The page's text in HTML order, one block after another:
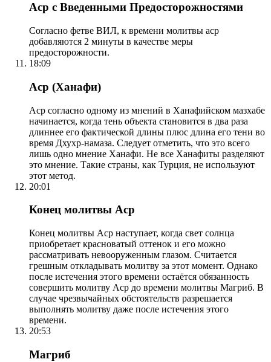
Аср с Введенными Предосторожностями
Согласно фетве ВИЛ, к времени молитвы аср
добавляются 2 минуты в качестве меры
предосторожности.
18:09
Аср (Ханафи)
Аср согласно одному из мнений в Ханафийском мазхабе
начинается, когда тень объекта становится в два раза
длиннее его фактической длины плюс длина его тени во
время Дхухр-намаза. Следует отметить, что это всего
лишь одно мнение Ханафи. Не все Ханафиты разделяют
это мнение. Такие страны, как Турция, не используют
этот метод.
20:01
Конец молитвы Аср
Конец молитвы Аср наступает, когда свет солнца
приобретает красноватый оттенок и его можно
рассматривать невооруженным глазом. Считается
грешным откладывать молитву за этот момент. Однако
после истечения этого времени остаётся обязанность
совершить молитву Аср до времени молитвы Магриб. В
случае чрезвычайных обстоятельств разрешается
выполнять молитву даже после истечения этого
времени.
20:53
Магриб